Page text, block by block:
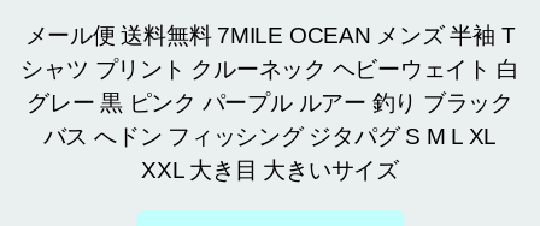
メール便 送料無料 7MILE OCEAN メンズ 半袖 T
シャツ プリント クルーネック ヘビーウェイト 白
グレー 黒 ピンク パープル ルアー 釣り ブラック
バス へドン フィッシング ジタパグ S M L XL
XXL 大き目 大きいサイズ